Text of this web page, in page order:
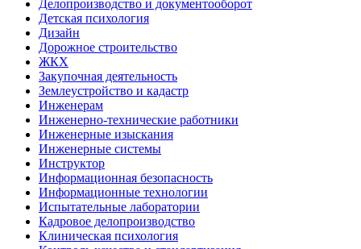
Делопроизводство и документооборот
Детская психология
Дизайн
Дорожное строительство
ЖКХ
Закупочная деятельность
Землеустройство и кадастр
Инженерам
Инженерно-технические работники
Инженерные изыскания
Инженерные системы
Инструктор
Информационная безопасность
Информационные технологии
Испытательные лаборатории
Кадровое делопроизводство
Клиническая психология